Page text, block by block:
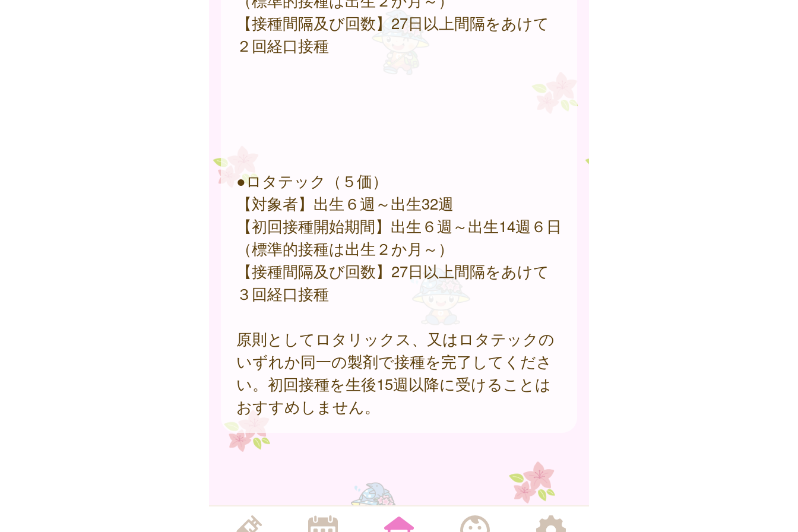
【接種間隔及び回数】27日以上間隔をあけて
２回経口接種
●ロタテック（５価）
【対象者】出生６週～出生32週
【初回接種開始期間】出生６週～出生14週６日
（標準的接種は出生２か月～）
【接種間隔及び回数】27日以上間隔をあけて
３回経口接種
原則としてロタリックス、又はロタテックの
いずれか同一の製剤で接種を完了してくださ
い。初回接種を生後15週以降に受けることは
おすすめしません。